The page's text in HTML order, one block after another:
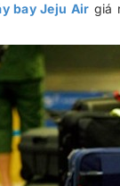
bay Jeju Air giá